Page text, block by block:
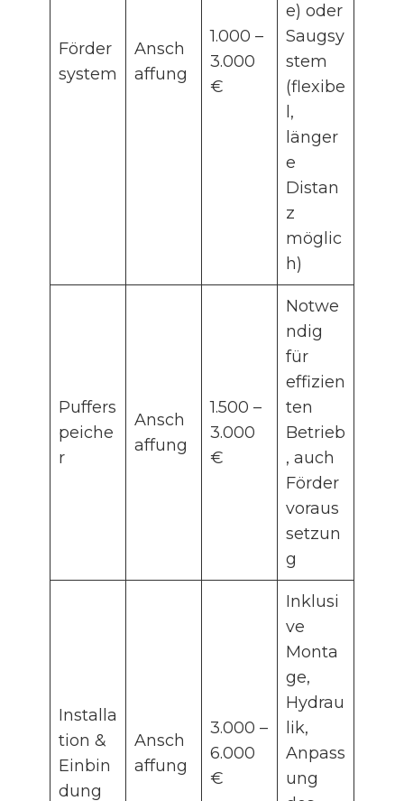
Förder
system
Ansch
affung
1.000 –
3.000
€
e) oder
Saugsy
stem
(flexibe
l,
länger
e
Distan
z
möglic
h)
Puffers
peiche
r
Ansch
affung
1.500 –
3.000
€
Notwe
ndig
für
effizien
ten
Betrieb
, auch
Förder
voraus
setzun
g
Installa
tion &
Einbin
dung
Ansch
affung
3.000 –
6.000
€
Inklusi
ve
Monta
ge,
Hydrau
lik,
Anpass
ung